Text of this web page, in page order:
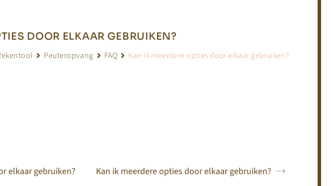
DOOR ELKAAR GEBRUIKEN?
Peuteropvang FAQ Kan ik meerdere opties door elkaar gebruiken?
elkaar gebruiken? Kan ik meerdere opties door elkaar gebruiken?